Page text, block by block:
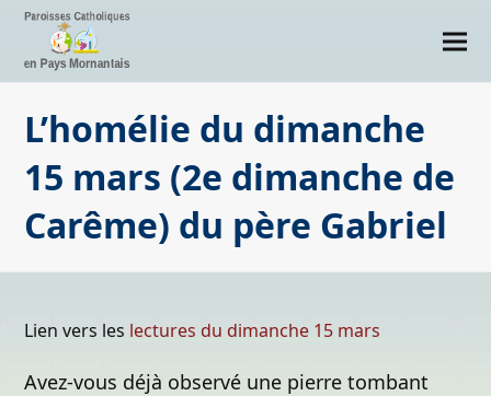
L’homélie du dimanche
15 mars (2e dimanche de
Carême) du père Gabriel
Lien vers les lectures du dimanche 15 mars
Avez-vous déjà observé une pierre tombant